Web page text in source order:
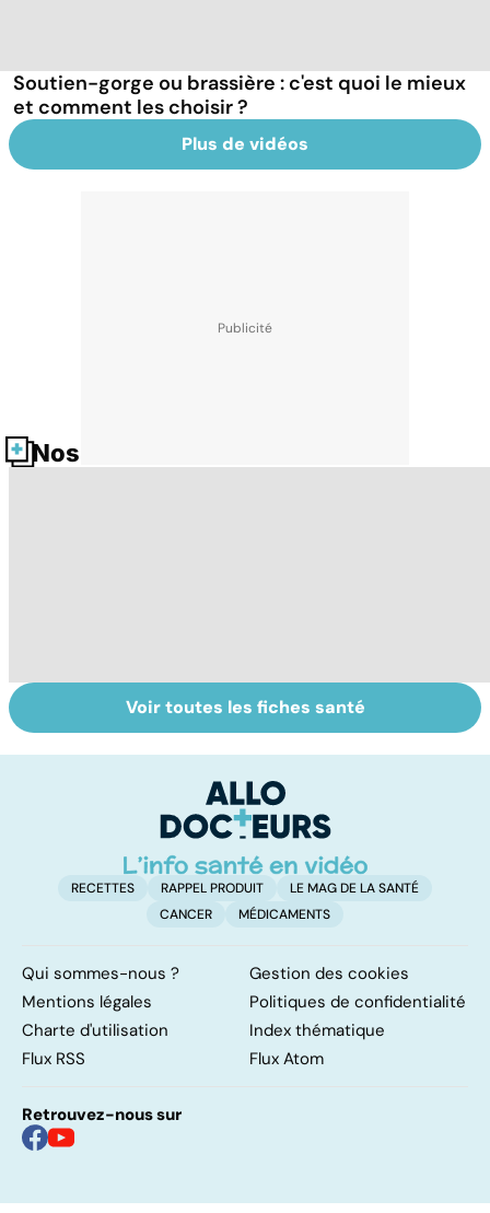
Soutien-gorge ou brassière : c'est quoi le mieux
et comment les choisir ?
Plus de vidéos
Nos fiches santé
Spondylarthrite
ankylosante, la
Ostéopathie, une
thérapie
Voir toutes les fiches santé
RECETTES RAPPEL PRODUIT
LE MAG DE LA SANTÉ
CANCER
MÉDICAMENTS
Qui sommes-nous ?
Gestion des cookies
Mentions légales
Politiques de confidentialité
Charte d'utilisation
Index thématique
Flux RSS
Flux Atom
Retrouvez-nous sur